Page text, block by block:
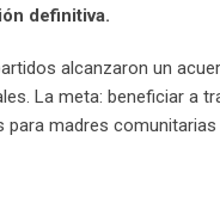
definitiva.
alcanzaron un
La meta: beneficiar a
madres comunitarias